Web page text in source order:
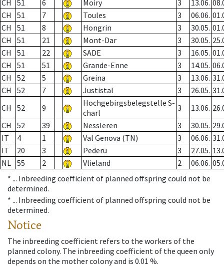
CH 51 6 Moiry 3 13.06.
CH
51 7 Toules 3 06.06.
CH
51 8 Hongrin 3 30.05.
CH
51 21 Mont-Dar 3 30.05.
CH
51 22 SADE 3 16.05.
CH
51 51 Grande-Enne 3 14.05.
CH
52 5 Greina 3 13.06.
CH
52 7 Justistal 3 26.05.
CH
52 9
Hochgebirgsbelegstelle S-
charl
3 13.06.
CH
52 39 Nessleren 3 30.05.
IT
4 1 Val Genova (TN) 3 06.06.
IT
20 3 Pederü 3 27.05.
NL 55 2 Vlieland 2 06.06.
* ... Inbreeding coefficient of planned offspring could not be
determined.
* ... Inbreeding coefficient of planned offspring could not be
determined.
Notice
The inbreeding coefficient refers to the workers of the
planned colony. The inbreeding coefficient of the queen only
depends on the mother colony and is 0.01 %.